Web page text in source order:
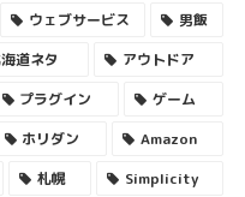
ウェブサービス
男飯
道ネタ
アウトドア
プラグイン
ゲーム
ホリダン
Amazon
札幌 Simplicity